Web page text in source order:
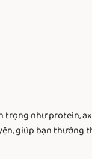
như protein,
giúp bạn thưởng